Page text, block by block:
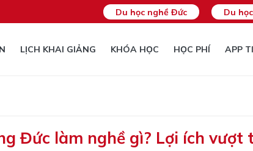
Du học nghề Đức Du
LỊCH KHAI GIẢNG KHÓA HỌC HỌC PHÍ APP
Đức làm nghề gì? Lợi ích vượt